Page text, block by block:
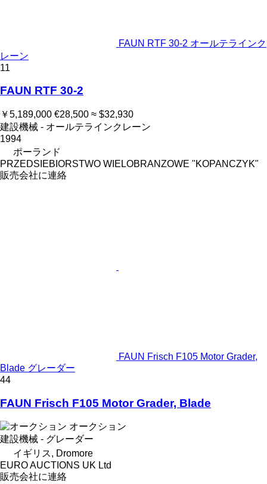
FAUN RTF 30-2 オールテラインク
レーン
11
FAUN RTF 30-2
￥5,189,000 €28,500 ≈ $32,930
建設機械 - オールテラインクレーン
1994
ポーランド
PRZEDSIEBIORSTWO WIELOBRANZOWE "KOPANCZYK"
販売会社に連絡
FAUN Frisch F105 Motor Grader,
Blade グレーダー
44
FAUN Frisch F105 Motor Grader, Blade
オークション
建設機械 - グレーダー
イギリス, Dromore
EURO AUCTIONS UK Ltd
販売会社に連絡